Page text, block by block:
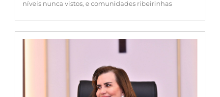
níveis nunca vistos, e comunidades ribeirinhas